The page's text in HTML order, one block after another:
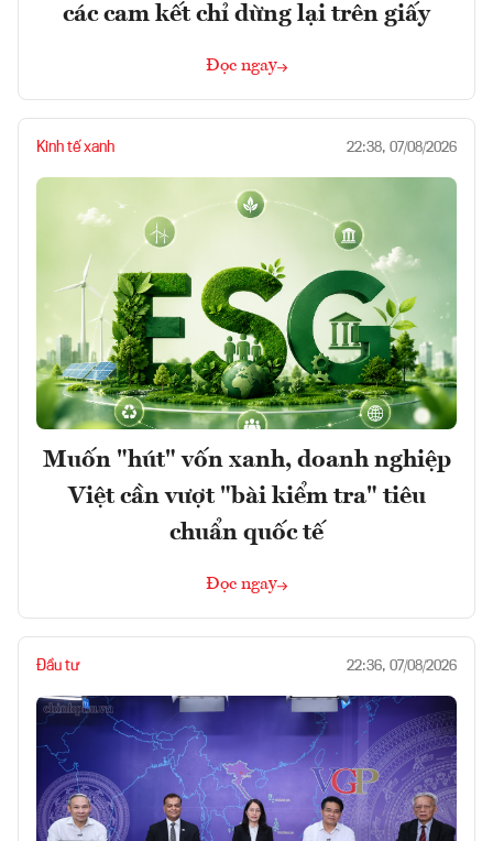
các cam kết chỉ dừng lại trên giấy
Đọc ngay
Kinh tế xanh 22:38, 07/08/2026
Muốn "hút" vốn xanh, doanh nghiệp
Việt cần vượt "bài kiểm tra" tiêu
chuẩn quốc tế
Đọc ngay
Đầu tư 22:36, 07/08/2026